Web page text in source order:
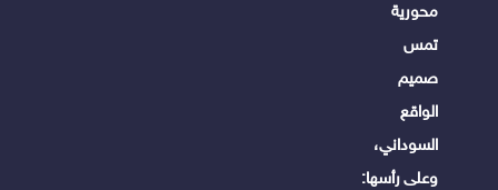
محورية
تمس
صميم
الواقع
السوداني،
وعلى رأسها: